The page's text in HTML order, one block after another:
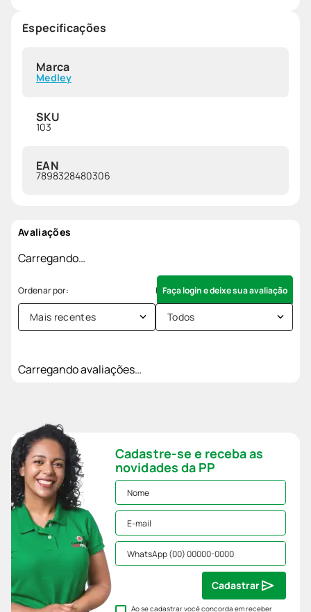
Especificações
Marca
Medley
SKU
103
EAN
7898328480306
Avaliações
Carregando…
Faça login e deixe sua avaliação
Mais recentes Todos
Carregando avaliações…
Cadastre-se e receba as
novidades da PP
Ao se cadastrar você concorda em receber
Cadastrar